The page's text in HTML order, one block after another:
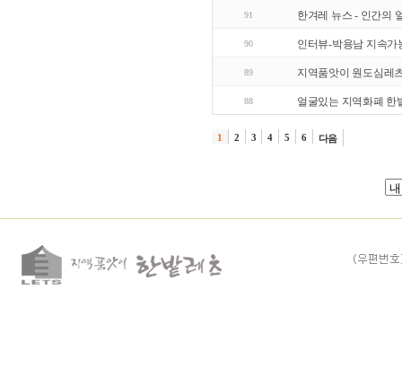
91 한겨레 뉴스 - 인간의
90 인터뷰-박용남 지속가
89 지역품앗이 원도심레
88 얼굴있는 지역화폐 한
1 2 3 4 5 6 다음